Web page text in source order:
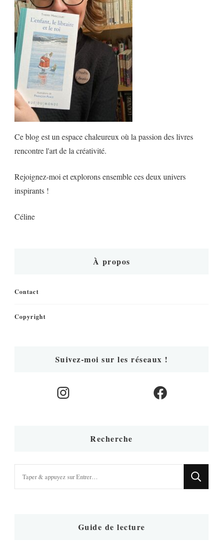
Ce blog est un espace chaleureux où la passion des livres
rencontre l'art de la créativité.
Rejoignez-moi et explorons ensemble ces deux univers
inspirants !
Céline
À propos
Contact
Copyright
Suivez-moi sur les réseaux !
Instagram Facebook
Recherche
Guide de lecture